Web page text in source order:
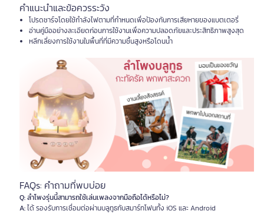
คำแนะนำและข้อควรระวัง
โปรดชาร์จโดยใช้กำลังไฟตามที่กำหนดเพื่อป้องกันการเสียหายของแบตเตอรี่
อ่านคู่มืออย่างละเอียดก่อนการใช้งานเพื่อความปลอดภัยและประสิทธิภาพสูงสุด
หลีกเลี่ยงการใช้งานในพื้นที่ที่มีความชื้นสูงหรือโดนน้ำ
FAQs: คำถามที่พบบ่อย
Q: ลำโพงรุ่นนี้สามารถใช้เล่นเพลงจากมือถือได้หรือไม่?
A:ได้ รองรับการเชื่อมต่อผ่านบลูทูธกับสมาร์ทโฟนทั้ง iOS และ Android